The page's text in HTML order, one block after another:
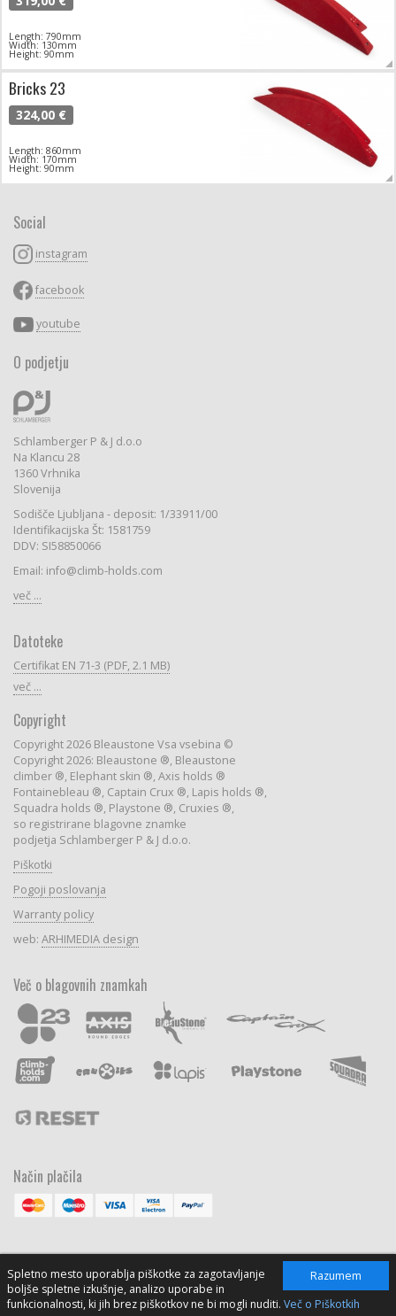
Razumem
Spletno mesto uporablja piškotke za zagotavljanje
boljše spletne izkušnje, analizo uporabe in
funkcionalnosti, ki jih brez piškotkov ne bi mogli nuditi. Več o Piškotkih
Length: 790mm
Width: 130mm
Height: 90mm
Bricks 23
324,00 €
Length: 860mm
Width: 170mm
Height: 90mm
Social
instagram
facebook
youtube
O podjetju
Schlamberger P & J d.o.o
Na Klancu 28
1360 Vrhnika
Slovenija
Sodišče Ljubljana - deposit: 1/33911/00
Identifikacijska Št: 1581759
DDV: SI58850066
Email: info@climb-holds.com
več ...
Datoteke
Certifikat EN 71-3 (PDF, 2.1 MB)
več ...
Copyright
Copyright 2026 Bleaustone Vsa vsebina ©
Copyright 2026: Bleaustone ®, Bleaustone
climber ®, Elephant skin ®, Axis holds ®
Fontainebleau ®, Captain Crux ®, Lapis holds ®,
Squadra holds ®, Playstone ®, Cruxies ®,
so registrirane blagovne znamke
podjetja Schlamberger P & J d.o.o.
Piškotki
Pogoji poslovanja
Warranty policy
web: ARHIMEDIA design
Več o blagovnih znamkah
Način plačila